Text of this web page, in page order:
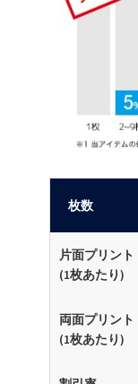
枚数
片面プリント
(1枚あたり)
両面プリント
(1枚あたり)